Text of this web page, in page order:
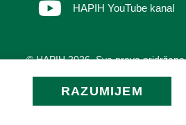
HAPIH YouTube kanal
© HAPIH 2026. Sva prava pridržana
RAZUMIJEM